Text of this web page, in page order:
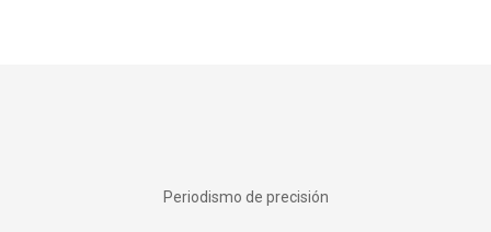
Periodismo de precisión